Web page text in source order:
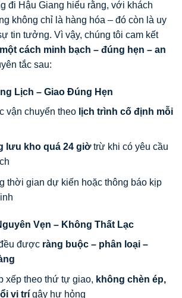
đi Hậu Giang hiểu rằng, với khách
không chỉ là hàng hóa – đó còn là uy
tin tưởng. Vì vậy, chúng tôi cam kết
một cách minh bạch – đúng hẹn – an
tắc sau:
Lịch – Giao Đúng Hẹn
vận chuyển theo lịch trình cố định mỗi
lưu kho quá 24 giờtrừ khi có yêu cầu
thời gian dự kiến hoặc thông báo kịp
Vẹn – Không Thất Lạc
được ràng buộc – phân loại –
xếp theo thứ tự giao, không chèn ép,
vị trígây hư hỏng